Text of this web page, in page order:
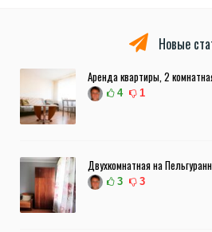
Новые
Аренда квартиры, 2
4 1
Двухкомнатная на
3 3